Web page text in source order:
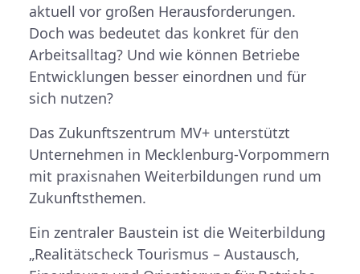
aktuell vor großen Herausforderungen.
Doch was bedeutet das konkret für den
Arbeitsalltag? Und wie können Betriebe
Entwicklungen besser einordnen und für
sich nutzen?
Das Zukunftszentrum MV+ unterstützt
Unternehmen in Mecklenburg-Vorpommern
mit praxisnahen Weiterbildungen rund um
Zukunftsthemen.
Ein zentraler Baustein ist die Weiterbildung
„Realitätscheck Tourismus – Austausch,